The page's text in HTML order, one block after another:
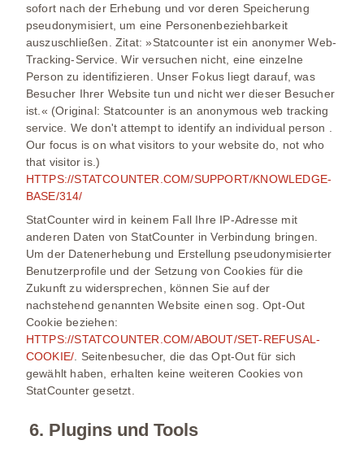
sofort nach der Erhebung und vor deren Speicherung
pseudonymisiert, um eine Personenbeziehbarkeit
auszuschließen. Zitat: »Statcounter ist ein anonymer Web-
Tracking-Service. Wir versuchen nicht, eine einzelne
Person zu identifizieren.
Unser Fokus liegt darauf, was
Besucher Ihrer Website tun und nicht wer dieser Besucher
ist. « (Original: Statcounter is an anonymous web tracking
service. We don't attempt to identify an individual person .
Our focus is on what visitors to your website do, not who
that visitor is.)
HTTPS://STATCOUNTER.COM/SUPPORT/KNOWLEDGE-
BASE/314/
StatCounter wird in keinem Fall Ihre IP-Adresse mit
anderen Daten von StatCounter in Verbindung bringen.
Um der Datenerhebung und Erstellung pseudonymisierter
Benutzerprofile und der Setzung von Cookies für die
Zukunft zu widersprechen, können Sie auf der
nachstehend genannten Website einen sog. Opt-Out
Cookie beziehen:
HTTPS://STATCOUNTER.COM/ABOUT/SET-REFUSAL-
COOKIE/ . Seitenbesucher, die das Opt-Out für sich
gewählt haben, erhalten keine weiteren Cookies von
StatCounter gesetzt.
6. Plugins und Tools